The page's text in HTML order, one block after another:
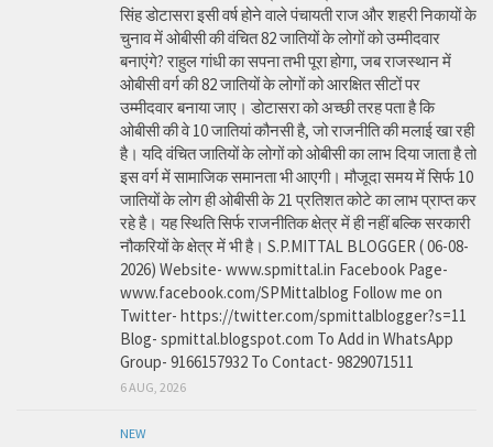
सिंह डोटासरा इसी वर्ष होने वाले पंचायती राज और शहरी निकायों के
चुनाव में ओबीसी की वंचित 82 जातियों के लोगों को उम्मीदवार
बनाएंगे? राहुल गांधी का सपना तभी पूरा होगा, जब राजस्थान में
ओबीसी वर्ग की 82 जातियों के लोगों को आरक्षित सीटों पर
उम्मीदवार बनाया जाए। डोटासरा को अच्छी तरह पता है कि
ओबीसी की वे 10 जातियां कौनसी है, जो राजनीति की मलाई खा रही
है। यदि वंचित जातियों के लोगों को ओबीसी का लाभ दिया जाता है तो
इस वर्ग में सामाजिक समानता भी आएगी। मौजूदा समय में सिर्फ 10
जातियों के लोग ही ओबीसी के 21 प्रतिशत कोटे का लाभ प्राप्त कर
रहे है। यह स्थिति सिर्फ राजनीतिक क्षेत्र में ही नहीं बल्कि सरकारी
नौकरियों के क्षेत्र में भी है। S.P.MITTAL BLOGGER ( 06-08-
2026) Website- www.spmittal.in Facebook Page-
www.facebook.com/SPMittalblog Follow me on
Twitter- https://twitter.com/spmittalblogger?s=11
Blog- spmittal.blogspot.com To Add in WhatsApp
Group- 9166157932 To Contact- 9829071511
6 AUG, 2026
NEW